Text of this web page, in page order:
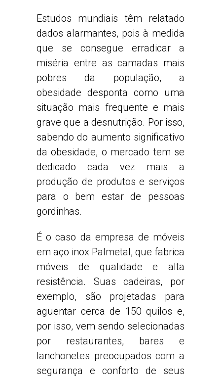
Estudos mundiais têm relatado
dados alarmantes, pois à medida
que se consegue erradicar a
miséria entre as camadas mais
pobres da população, a
obesidade desponta como uma
situação mais frequente e mais
grave que a desnutrição. Por isso,
sabendo do aumento significativo
da obesidade, o mercado tem se
dedicado cada vez mais a
produção de produtos e serviços
para o bem estar de pessoas
gordinhas.
É o caso da empresa de móveis
em aço inox Palmetal, que fabrica
móveis de qualidade e alta
resistência. Suas cadeiras, por
exemplo, são projetadas para
aguentar cerca de 150 quilos e,
por isso, vem sendo selecionadas
por restaurantes, bares e
lanchonetes preocupados com a
segurança e conforto de seus